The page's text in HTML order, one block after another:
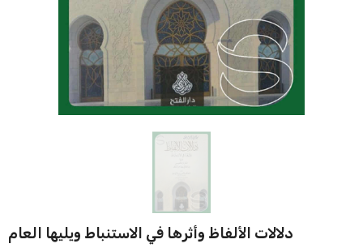
دلالات الألفاظ وأثرها في الاستنباط ويليها العام